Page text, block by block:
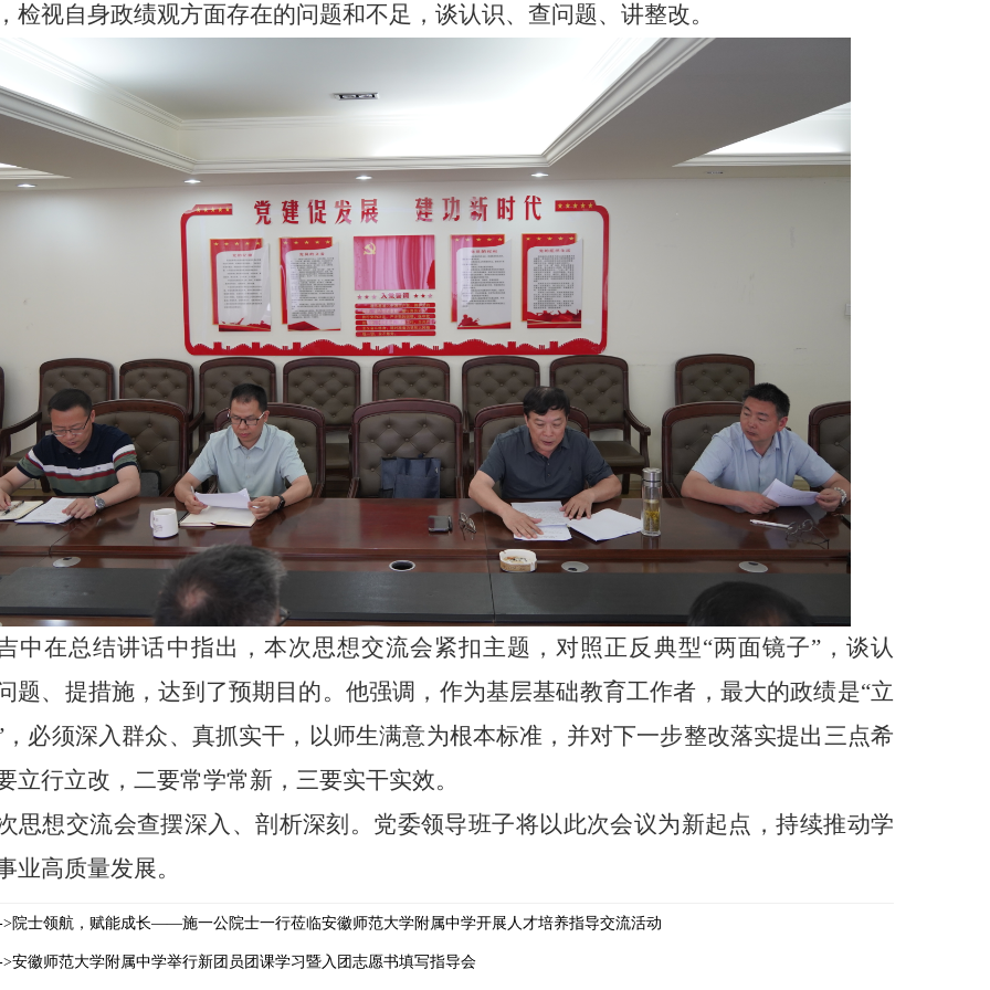
检视自身政绩观方面存在的问题和不足，谈认识、查问题、讲整改。
中在总结讲话中指出，本次思想交流会紧扣主题，对照正反典型“两面镜子”，谈认
题、提措施，达到了预期目的。他强调，作为基层基础教育工作者，最大的政绩是“立
，必须深入群众、真抓实干，以师生满意为根本标准，并对下一步整改落实提出三点希
立行立改，二要常学常新，三要实干实效。
思想交流会查摆深入、剖析深刻。党委领导班子将以此次会议为新起点，持续推动学
业高质量发展。
院士领航，赋能成长——施一公院士一行莅临安徽师范大学附属中学开展人才培养指导交流活动
安徽师范大学附属中学举行新团员团课学习暨入团志愿书填写指导会